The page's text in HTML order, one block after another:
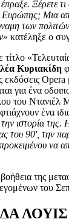
Ξέρετε τι
Ευρώπης; Μια
των πολιτών
» κατέληξε ο
τίτλο
Κυριακίδη
εκδόσεις
για ένα
του Ντανιέλ
ένα
ιστορία της.
του 90', την
να
της
του
ΛΟΥΙΣ